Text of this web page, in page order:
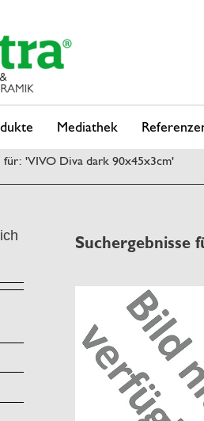
Mediathek
für: 'VIVO Diva dark 90x45x3cm'
Suchergebnisse